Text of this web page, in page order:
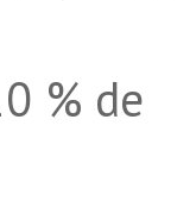
% de